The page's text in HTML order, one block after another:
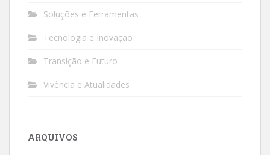
Soluções e Ferramentas
Tecnologia e Inovação
Transição e Futuro
Vivência e Atualidades
ARQUIVOS